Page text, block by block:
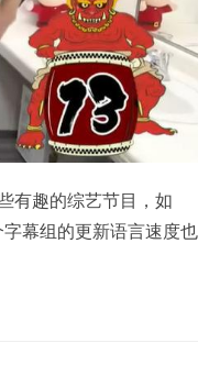
有趣的综艺节目，如
幕组的更新语言速度也